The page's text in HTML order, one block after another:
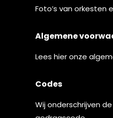
Foto’s van
Algemene
Lees hieronze
Codes
Wij onderschrijven de